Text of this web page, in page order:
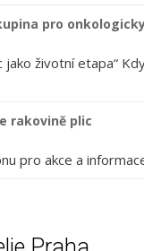
pro
jako životní etapa“
rakovině plic
pro akce a